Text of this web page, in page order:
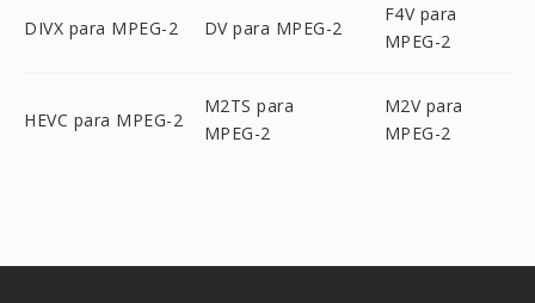
DIVX para MPEG-2 DV para MPEG-2
F4V para
MPEG-2
HEVC para MPEG-2
M2TS para
MPEG-2
M2V para
MPEG-2